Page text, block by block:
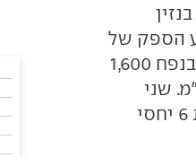
1,400 סמ"ק ויציע הספק של
100 כ"ס ומומנט של 13.5 קג"מ. המנוע הגדול יותר, בנפח 1,600
123 כ"ס ומומנט של 15.4 קג"מ. שני
המנועים ישודכו לתיבת הילוכים אוטומטית בעלת 6 יחסי